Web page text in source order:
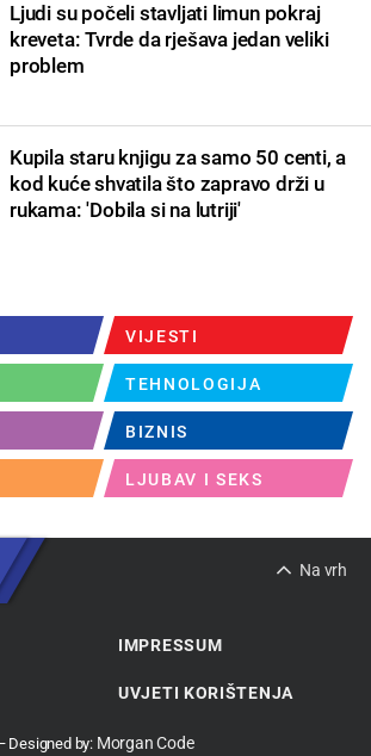
Ljudi su počeli stavljati limun pokraj
kreveta: Tvrde da rješava jedan veliki
problem
Kupila staru knjigu za samo 50 centi, a
kod kuće shvatila što zapravo drži u
rukama: 'Dobila si na lutriji'
VIJESTI
TEHNOLOGIJA
BIZNIS
LJUBAV I SEKS
Na vrh
IMPRESSUM
UVJETI KORIŠTENJA
Designed by: Morgan Code